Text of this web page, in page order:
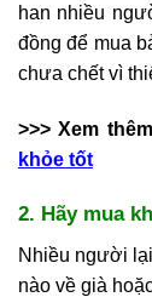
han nhiều
đồng để mua
chưa chết vì
>>> Xem
khỏe tốt
2. Hãy mua
Nhiều người
nào về già